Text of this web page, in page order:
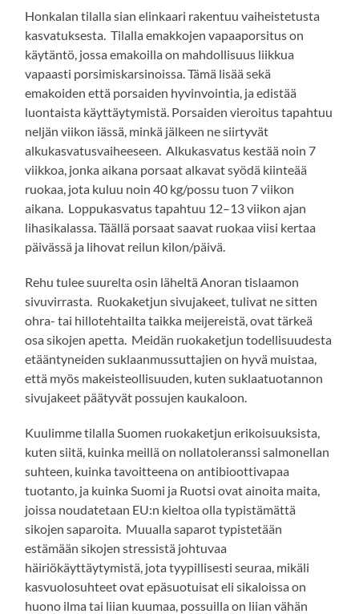
Honkalan tilalla sian elinkaari rakentuu vaiheistetusta
kasvatuksesta. Tilalla emakkojen vapaaporsitus on
käytäntö, jossa emakoilla on mahdollisuus liikkua
vapaasti porsimiskarsinoissa. Tämä lisää sekä
emakoiden että porsaiden hyvinvointia, ja edistää
luontaista käyttäytymistä. Porsaiden vieroitus tapahtuu
neljän viikon iässä, minkä jälkeen ne siirtyvät
alkukasvatusvaiheeseen. Alkukasvatus kestää noin 7
viikkoa, jonka aikana porsaat alkavat syödä kiinteää
ruokaa, jota kuluu noin 40 kg/possu tuon 7 viikon
aikana. Loppukasvatus tapahtuu 12–13 viikon ajan
lihasikalassa. Täällä porsaat saavat ruokaa viisi kertaa
päivässä ja lihovat reilun kilon/päivä.
Rehu tulee suurelta osin läheltä Anoran tislaamon
sivuvirrasta. Ruokaketjun sivujakeet, tulivat ne sitten
ohra- tai hillotehtailta taikka meijereistä, ovat tärkeä
osa sikojen apetta. Meidän ruokaketjun todellisuudesta
etääntyneiden suklaanmussuttajien on hyvä muistaa,
että myös makeisteollisuuden, kuten suklaatuotannon
sivujakeet päätyvät possujen kaukaloon.
Kuulimme tilalla Suomen ruokaketjun erikoisuuksista,
kuten siitä, kuinka meillä on nollatoleranssi salmonellan
suhteen, kuinka tavoitteena on antibioottivapaa
tuotanto, ja kuinka Suomi ja Ruotsi ovat ainoita maita,
joissa noudatetaan EU:n kieltoa olla typistämättä
sikojen saparoita. Muualla saparot typistetään
estämään sikojen stressistä johtuvaa
häiriökäyttäytymistä, jota tyypillisesti seuraa, mikäli
kasvuolosuhteet ovat epäsuotuisat eli sikaloissa on
huono ilma tai liian kuumaa, possuilla on liian vähän